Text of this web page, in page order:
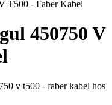
T500 - Faber Kabel
450750 V
v t500 - faber kabel hos